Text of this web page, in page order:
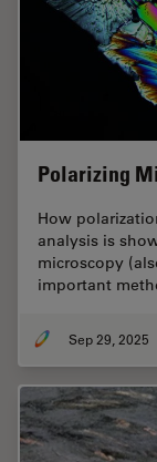
Polarizing
How
analysis is
microscopy
important
Sep 29, 2025